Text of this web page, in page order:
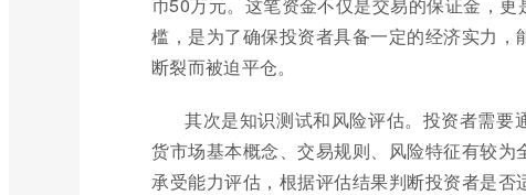
槛，是为了确保投资者具备一定的经济实力
断裂而被迫平仓。
其次是知识测试和风险评估。投资者需
货市场基本概念、交易规则、风险特征有较
承受能力评估，根据评估结果判断投资者是